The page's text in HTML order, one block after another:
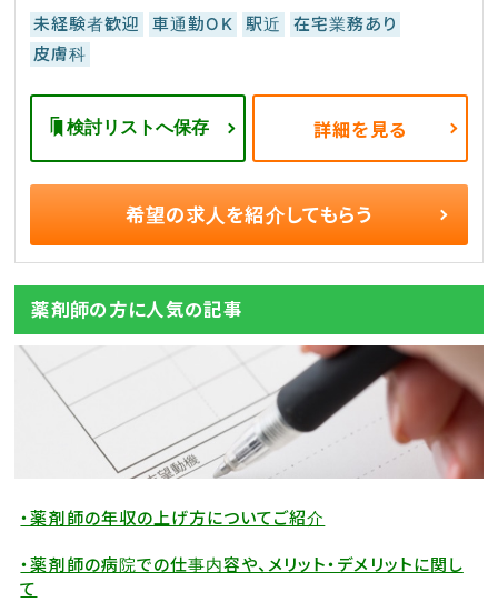
未経験者歓迎 車通勤OK 駅近
在宅業務あり
皮膚科
検討リストへ保存 詳細を見る
希望の求人を紹介してもらう
薬剤師の方に人気の記事
・薬剤師の年収の上げ方についてご紹介
・薬剤師の病院での仕事内容や、メリット・デメリットに関し
て